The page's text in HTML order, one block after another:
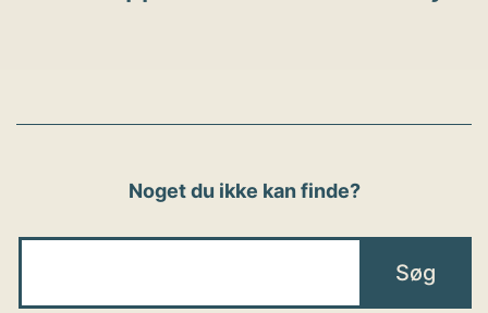
Noget du ikke kan finde?